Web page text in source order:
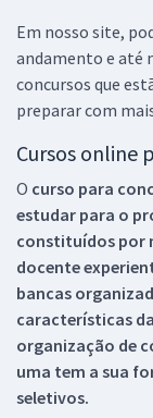
Em nosso site,
andamento e até
concursos que
preparar com
Cursos online
O curso para
estudar para o
constituídos por
docente
bancas
características
organização de
uma tem a sua
seletivos.